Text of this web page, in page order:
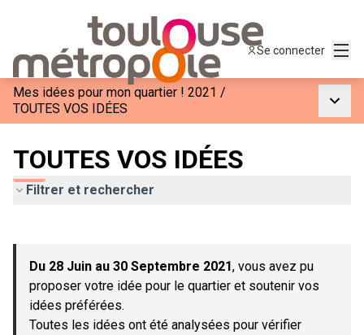
Se connecter
Mes idées pour mon quartier ! 2021 /
TOUTES VOS IDÉES
TOUTES VOS IDÉES
Filtrer et rechercher
−
Du 28 Juin au 30 Septembre 2021, vous avez pu
proposer votre idée pour le quartier et soutenir vos
idées préférées.
Toutes les idées ont été analysées pour vérifier